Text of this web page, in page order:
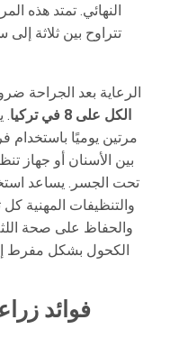
النهائي. تمتد هذه
تتراوح بين ثلاثة
الرعاية بعد الجراحة
الكل على 8 في تركيا
.
مرتين يوميًا
بين الأسنان أو جهاز
تحت الجسر. يساعد
والتنظيفات المهنية
والحفاظ على صحة
الكحول بشكل مفرط
فوائد